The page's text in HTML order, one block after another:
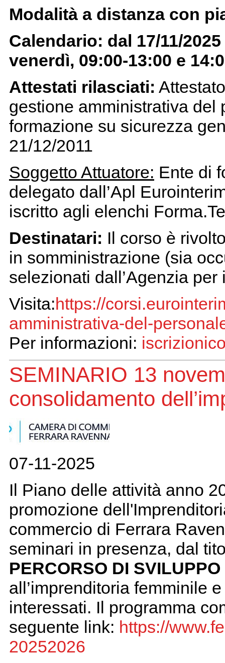
Modalità a distanza con
Calendario: dal 17/11/
venerdì, 09:00-13:00 e
Attestati rilasciati:
gestione amministrativa del
formazione su sicurezza
21/12/2011
Soggetto Attuatore: Ente di
delegato dall’Apl
iscritto agli elenchi
Destinatari: Il corso è
in somministrazione (sia
selezionati dall’Agenzia
Visita:https://
amministrativa-del-
Per informazioni:
SEMINARIO 13
consolidamento
07-11-2025
Il Piano delle attività anno
promozione
commercio di Ferrara
seminari in presenza, dal
PERCORSO DI
all’imprenditoria femminile
interessati. Il programma
seguente link: https://
20252026